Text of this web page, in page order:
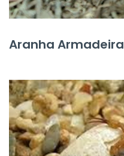
Aranha Armadeira